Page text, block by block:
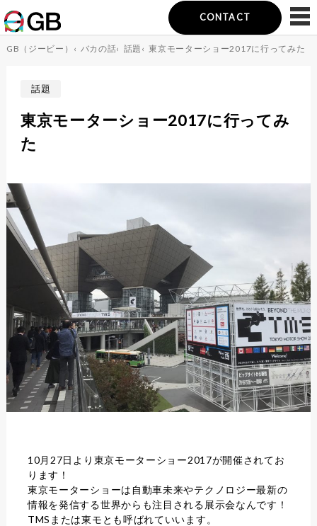
CONTACT
GB（ジービー） ‹ バカの話‹ 話題 ‹東京モーターショー2017に行ってみた
話題
東京モーターショー2017に行ってみ
た
10月27日より東京モーターショー2017が開催されてお
ります！
東京モーターショーは自動車未来やテクノロジー最新の
情報を発信する世界からも注目される展示会なんです！
TMSまたは東モとも呼ばれていいます。